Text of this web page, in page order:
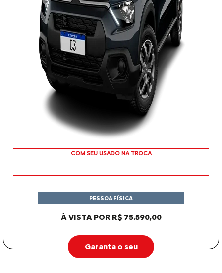
COM SEU USADO NA TROCA
À VISTA POR R$ 75.590,00
PESSOA FÍSICA
Garanta o seu